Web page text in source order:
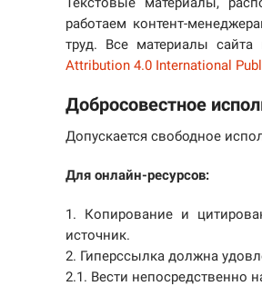
работаем контент-
труд. Все материалы
Attribution 4.0 International
Добросовестное
Допускается свободное
Для онлайн-ресурсов:
1. Копирование и
источник.
2. Гиперссылка должна
2.1. Вести непосредственно